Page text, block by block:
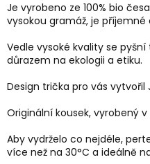
Je vyrobeno ze 100% bio
vysokou gramáž, je příjemné
Vedle vysoké kvality se
důrazem na ekologii a etiku.
Design trička pro vás vytvořil
Originální kousek, vyrobený
Aby vydrželo co nejdéle,
více než na 30°C a ideálně